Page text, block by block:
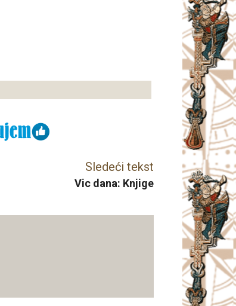
Sledeći tekst
Vic dana: Knjige